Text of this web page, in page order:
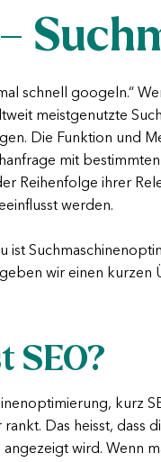
–
schnell googeln.“
meistgenutzte
Die Funktion und
mit
Reihenfolge ihrer
werden.
ist
wir einen kurzen
SEO?
kurz
Das heisst, dass
angezeigt wird. Wenn